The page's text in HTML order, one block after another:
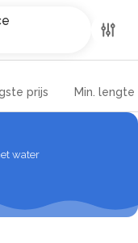
in
prijs Min. lengte
water